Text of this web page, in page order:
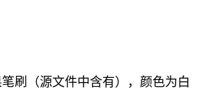
刷（源文件中含有），颜色为白